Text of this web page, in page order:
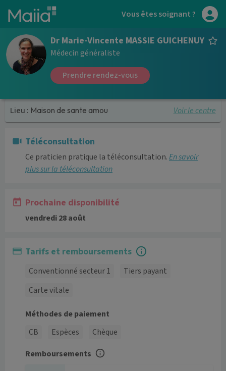
Aller au contenu principal Vous êtes soignant ?
Dr Marie-Vincente MASSIE GUICHENUY
Médecin généraliste
Prendre rendez-vous
Lieu : Maison de sante amou Voir le centre
Téléconsultation
Ce praticien pratique la téléconsultation.En savoir
plus sur la téléconsultation
Prochaine disponibilité
vendredi 28 août
Tarifs et remboursements
Conventionné secteur 1
Tiers payant
Carte vitale
Méthodes de paiement
CB
Espèces
Chèque
Remboursements